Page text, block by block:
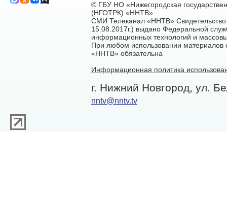
© ГБУ НО «Нижегородская
(НГОТРК) «ННТВ»
СМИ Телеканал «ННТВ»
15.08.2017г.) выдано Федеральной
информационных технологий и
При любом использовании материалов
«ННТВ» обязательна
Информационная политика
г. Нижний Новгород, ул.
nntv@nntv.tv